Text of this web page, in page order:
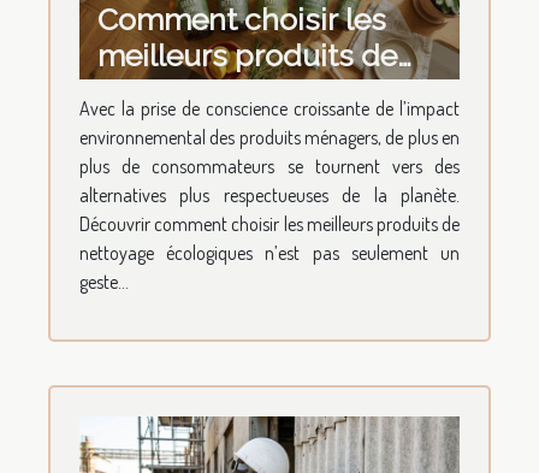
Comment choisir les
meilleurs produits de
nettoyage écologiques ?
Avec la prise de conscience croissante de l’impact
environnemental des produits ménagers, de plus en
plus de consommateurs se tournent vers des
alternatives plus respectueuses de la planète.
Découvrir comment choisir les meilleurs produits de
nettoyage écologiques n’est pas seulement un
geste...